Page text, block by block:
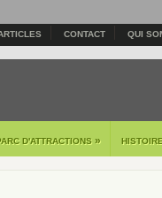
CONTACT QUI
D'ATTRACTIONS »